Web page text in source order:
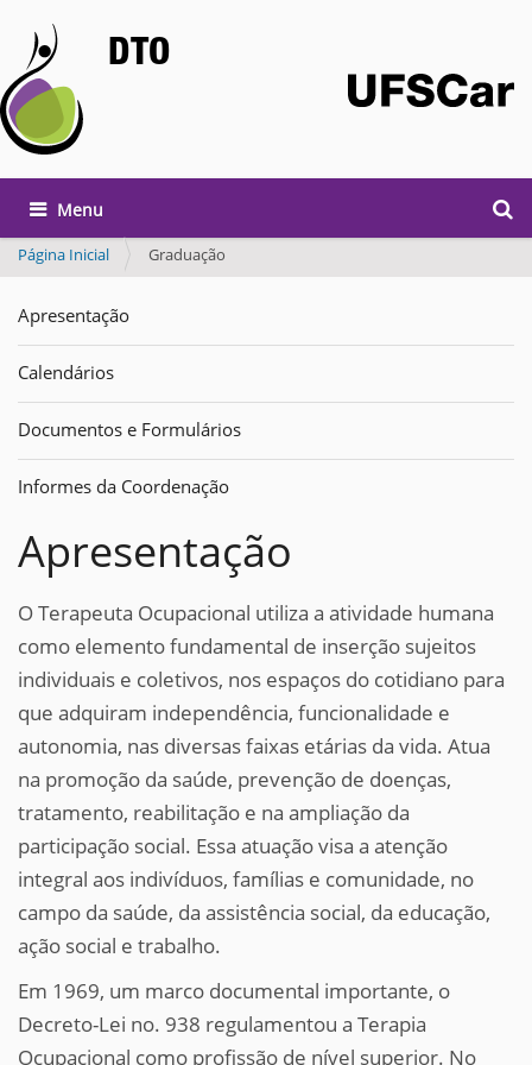
DTO
Busca
Toggle navigation
Página Inicial Graduação
Apresentação
Calendários
Documentos e Formulários
Informes da Coordenação
Apresentação
O Terapeuta Ocupacional utiliza a atividade humana
como elemento fundamental de inserção sujeitos
individuais e coletivos, nos espaços do cotidiano para
que adquiram independência, funcionalidade e
autonomia, nas diversas faixas etárias da vida. Atua
na promoção da saúde, prevenção de doenças,
tratamento, reabilitação e na ampliação da
participação social. Essa atuação visa a atenção
integral aos indivíduos, famílias e comunidade, no
campo da saúde, da assistência social, da educação,
ação social e trabalho.
Em 1969, um marco documental importante, o
Decreto-Lei no. 938 regulamentou a Terapia
Ocupacional como profissão de nível superior. No